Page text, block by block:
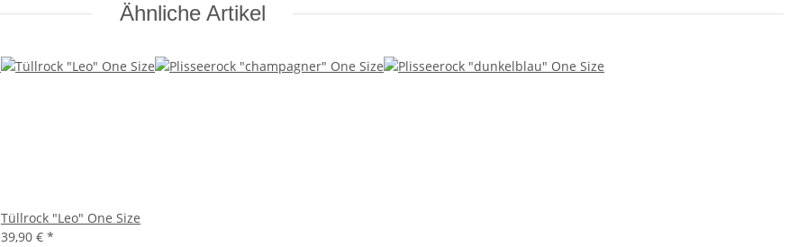
Ähnliche Artikel
Tüllrock "Leo" One Size
39,90 € *